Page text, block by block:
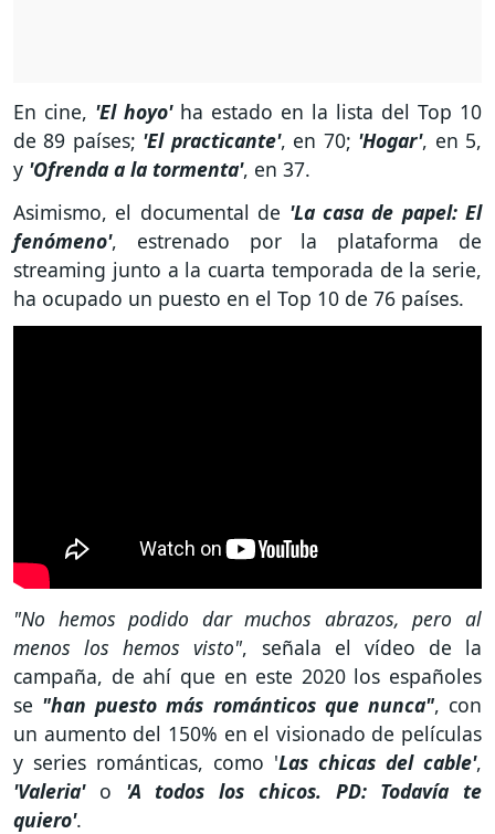
En cine, 'El hoyo'ha estado en la lista del Top 10
de 89 países; 'El practicante', en 70; 'Hogar', en 5,
y 'Ofrenda a la tormenta', en 37.
Asimismo, el documental de 'La casa de papel: El
fenómeno', estrenado por la plataforma de
streaming junto a la cuarta temporada de la serie,
ha ocupado un puesto en el Top 10 de 76 países.
"No hemos podido dar muchos abrazos, pero al
menos los hemos visto", señala el vídeo de la
campaña, de ahí que en este 2020 los españoles
se "han puesto más románticos que nunca", con
un aumento del 150% en el visionado de películas
y series románticas, como 'Las chicas del cable',
'Valeria'o 'A todos los chicos. PD: Todavía te
quiero'.